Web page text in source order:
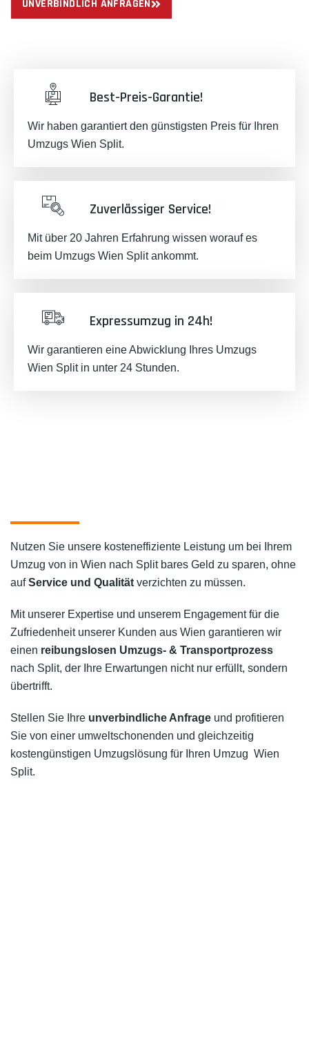
UNVERBINDLICH ANFRAGEN
Best-Preis-Garantie!
Wir haben garantiert den günstigsten Preis für Ihren
Umzugs Wien Split.
Zuverlässiger Service!
Mit über 20 Jahren Erfahrung wissen worauf es
beim Umzugs Wien Split ankommt.
Expressumzug in 24h!
Wir garantieren eine Abwicklung Ihres Umzugs
Wien Split in unter 24 Stunden.
Nutzen Sie unsere kosteneffiziente Leistung um bei Ihrem
Umzug von in Wien nach Split bares Geld zu sparen, ohne
aufService und Qualität verzichten zu müssen.
Mit unserer Expertise und unserem Engagement für die
Zufriedenheit unserer Kunden aus Wien garantieren wir
einen reibungslosen Umzugs- & Transportprozess
nach Split, der Ihre Erwartungen nicht nur erfüllt, sondern
übertrifft.
Stellen Sie Ihre unverbindliche Anfrage und profitieren
Sie von einer umweltschonenden und gleichzeitig
kostengünstigen Umzugslösung für Ihren Umzug Wien
Split.